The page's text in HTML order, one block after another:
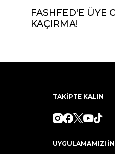
FASHFED'E ÜYE
KAÇIRMA!
TAKİPTE KALIN
UYGULAMAMIZI